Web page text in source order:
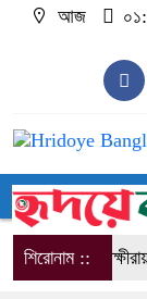
আজ
শিরোনাম ::সাতক্ষীরায়